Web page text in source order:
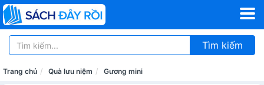
Tìm kiếm
Trang chủ Quà lưu niệm Gương mini